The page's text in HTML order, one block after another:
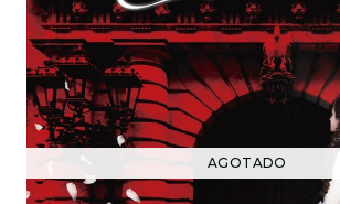
AGOTADO